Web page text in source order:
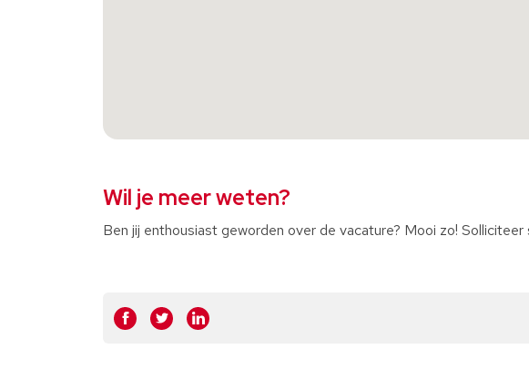
Wil je meer weten?
Ben jij enthousiast geworden over de vacature? Mooi zo!